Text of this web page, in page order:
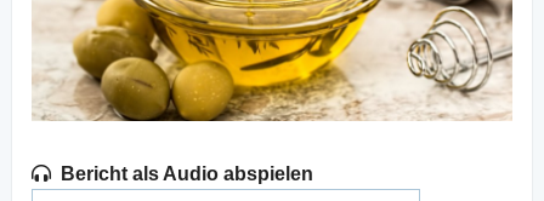
Bericht als Audio abspielen